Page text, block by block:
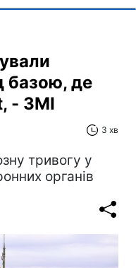
базою, де
- ЗМІ
3 хв
тривогу у
органів